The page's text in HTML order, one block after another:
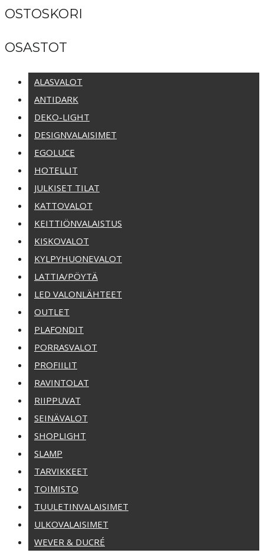
OSTOSKORI
OSASTOT
ALASVALOT
ANTIDARK
DEKO-LIGHT
DESIGNVALAISIMET
EGOLUCE
HOTELLIT
JULKISET TILAT
KATTOVALOT
KEITTIÖNVALAISTUS
KISKOVALOT
KYLPYHUONEVALOT
LATTIA/PÖYTÄ
LED VALONLÄHTEET
OUTLET
PLAFONDIT
PORRASVALOT
PROFIILIT
RAVINTOLAT
RIIPPUVAT
SEINÄVALOT
SHOPLIGHT
SLAMP
TARVIKKEET
TOIMISTO
TUULETINVALAISIMET
ULKOVALAISIMET
WEVER & DUCRÉ